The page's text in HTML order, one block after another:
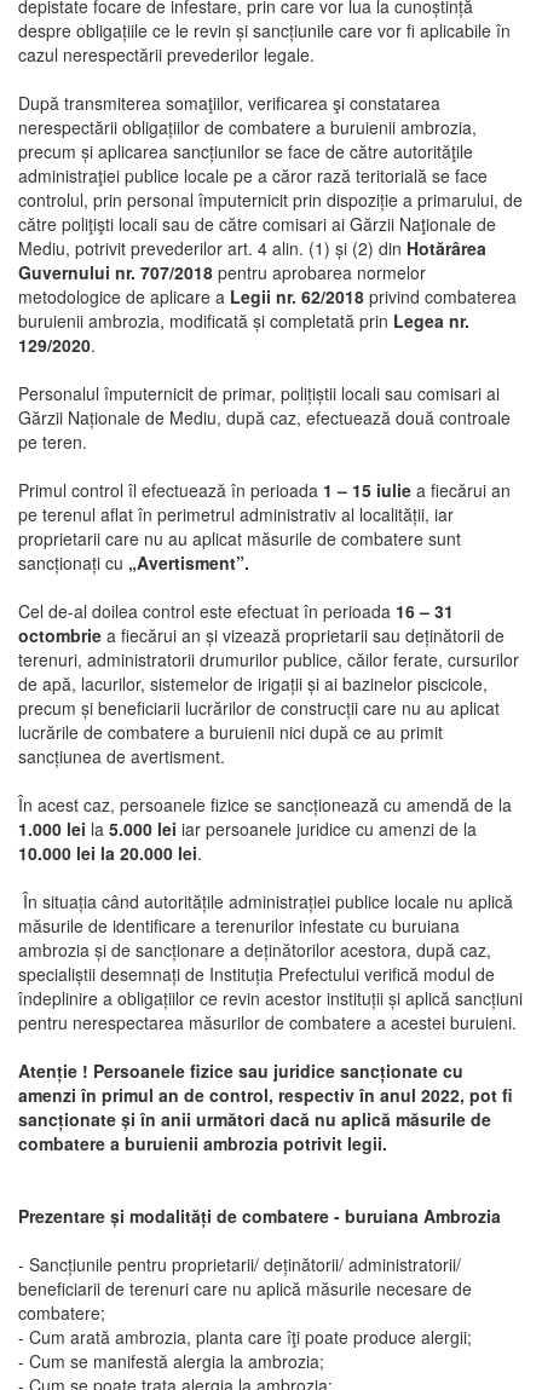
depistate focare de infestare, prin care vor lua la cunoștință
despre obligațiile ce le revin și sancțiunile care vor fi aplicabile în
cazul nerespectării prevederilor legale.
După transmiterea somaţiilor, verificarea şi constatarea
nerespectării obligațiilor de combatere a buruienii ambrozia,
precum și aplicarea sancțiunilor se face de către autorităţile
administraţiei publice locale pe a căror rază teritorială se face
controlul, prin personal împuternicit prin dispoziție a primarului, de
către poliţişti locali sau de către comisari ai Gărzii Naţionale de
Mediu, potrivit prevederilor art. 4 alin. (1) și (2) din Hotărârea
Guvernului nr. 707/2018 pentru aprobarea normelor
metodologice de aplicare a Legii nr. 62/2018 privind combaterea
buruienii ambrozia, modificată și completată prin Legea nr.
129/2020.
Personalul împuternicit de primar, polițiștii locali sau comisari ai
Gărzii Naționale de Mediu, după caz, efectuează două controale
pe teren.
Primul control îl efectuează în perioada 1 – 15 iulie a fiecărui an
pe terenul aflat în perimetrul administrativ al localității, iar
proprietarii care nu au aplicat măsurile de combatere sunt
sancționați cu „Avertisment”.
Cel de-al doilea control este efectuat în perioada 16 – 31
octombrie a fiecărui an și vizează proprietarii sau deținătorii de
terenuri, administratorii drumurilor publice, căilor ferate, cursurilor
de apă, lacurilor, sistemelor de irigații și ai bazinelor piscicole,
precum și beneficiarii lucrărilor de construcții care nu au aplicat
lucrările de combatere a buruienii nici după ce au primit
sancțiunea de avertisment.
În acest caz, persoanele fizice se sancționează cu amendă de la
1.000 lei la 5.000 lei iar persoanele juridice cu amenzi de la
10.000 lei la 20.000 lei.
În situația când autoritățile administrației publice locale nu aplică
măsurile de identificare a terenurilor infestate cu buruiana
ambrozia și de sancționare a deținătorilor acestora, după caz,
specialiștii desemnați de Instituția Prefectului verifică modul de
îndeplinire a obligațiilor ce revin acestor instituții și aplică sancțiuni
pentru nerespectarea măsurilor de combatere a acestei buruieni.
Atenție ! Persoanele fizice sau juridice sancționate cu
amenzi în primul an de control, respectiv în anul 2022, pot fi
sancționate și în anii următori dacă nu aplică măsurile de
combatere a buruienii ambrozia potrivit legii.
Prezentare și modalități de combatere - buruiana Ambrozia
- Sancțiunile pentru proprietarii/ deținătorii/ administratorii/
beneficiarii de terenuri care nu aplică măsurile necesare de
combatere;
- Cum arată ambrozia, planta care îţi poate produce alergii;
- Cum se manifestă alergia la ambrozia;
- Cum se poate trata alergia la ambrozia;